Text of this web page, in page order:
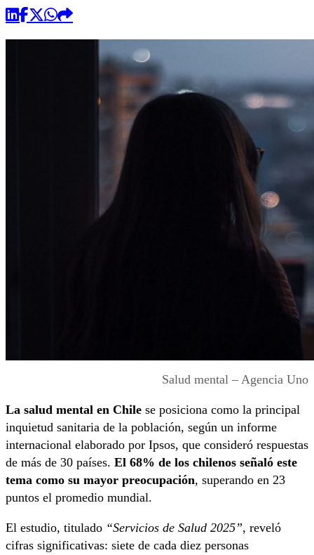
Salud mental – Agencia Uno
La salud mental en Chile se posiciona como la principal
inquietud sanitaria de la población, según un informe
internacional elaborado por Ipsos, que consideró respuestas
de más de 30 países. El 68% de los chilenos señaló este
tema como su mayor preocupación, superando en 23
puntos el promedio mundial.
El estudio, titulado “Servicios de Salud 2025”, reveló
cifras significativas: siete de cada diez personas